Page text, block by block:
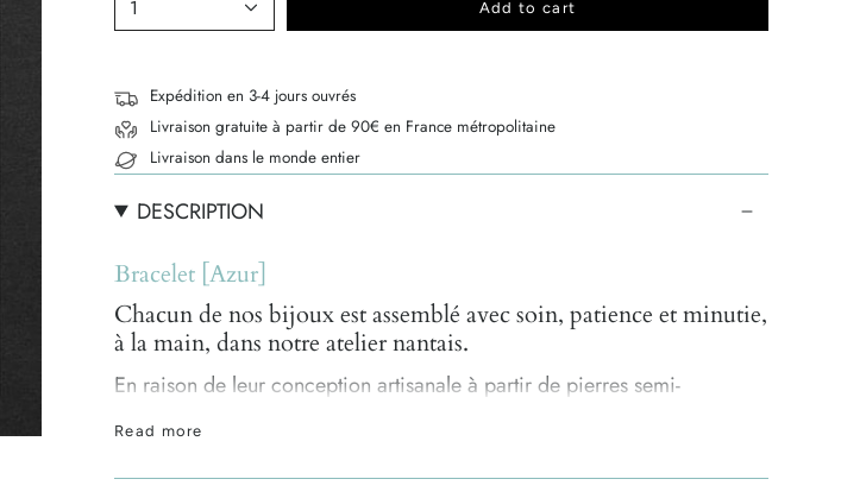
1 Add to cart
Expédition en 3-4 jours ouvrés
Livraison gratuite à partir de 90€ en France métropolitaine
Livraison dans le monde entier
DESCRIPTION
Bracelet [Azur]
Chacun de nos bijoux est assemblé avec soin, patience et minutie,
à la main, dans notre atelier nantais.
En raison de leur conception artisanale à partir de pierres semi-
formes et de couleurs peuvent survenir. C'est ce qui garantit leur
authenticité et ce qui fait tout leur charme !
Read more